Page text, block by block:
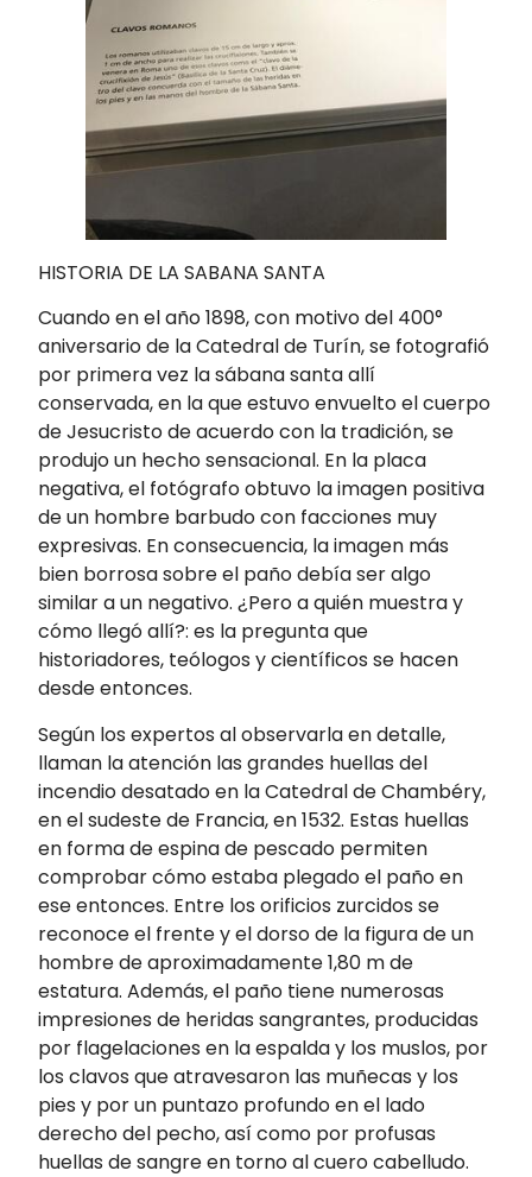
HISTORIA DE LA SABANA SANTA
Cuando en el año 1898, con motivo del 400°
aniversario de la Catedral de Turín, se fotografió
por primera vez la sábana santa allí
conservada, en la que estuvo envuelto el cuerpo
de Jesucristo de acuerdo con la tradición, se
produjo un hecho sensacional. En la placa
negativa, el fotógrafo obtuvo la imagen positiva
de un hombre barbudo con facciones muy
expresivas. En consecuencia, la imagen más
bien borrosa sobre el paño debía ser algo
similar a un negativo. ¿Pero a quién muestra y
cómo llegó allí?: es la pregunta que
historiadores, teólogos y científicos se hacen
desde entonces.
Según los expertos al observarla en detalle,
llaman la atención las grandes huellas del
incendio desatado en la Catedral de Chambéry,
en el sudeste de Francia, en 1532. Estas huellas
en forma de espina de pescado permiten
comprobar cómo estaba plegado el paño en
ese entonces. Entre los orificios zurcidos se
reconoce el frente y el dorso de la figura de un
hombre de aproximadamente 1,80 m de
estatura. Además, el paño tiene numerosas
impresiones de heridas sangrantes, producidas
por flagelaciones en la espalda y los muslos, por
los clavos que atravesaron las muñecas y los
pies y por un puntazo profundo en el lado
derecho del pecho, así como por profusas
huellas de sangre en torno al cuero cabelludo.